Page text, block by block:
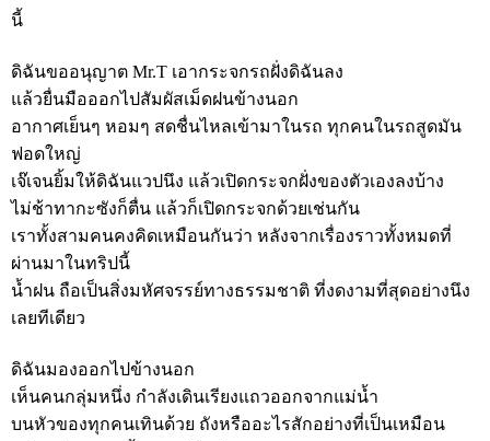
นี้
ดิฉันขออนุญาต Mr.T เอากระจกรถฝั่งดิฉันลง
แล้วยื่นมือออกไปสัมผัสเม็ดฝนข้างนอก
อากาศเย็นๆ หอมๆ สดชื่นไหลเข้ามาในรถ ทุกคนในรถสูดมัน
ฟอดใหญ่
เจ๊เจนยิ้มให้ดิฉันแวปนึง แล้วเปิดกระจกฝั่งของตัวเองลงบ้าง
ไม่ช้าทากะซังก็ตื่น แล้วก็เปิดกระจกด้วยเช่นกัน
เราทั้งสามคนคงคิดเหมือนกันว่า หลังจากเรื่องราวทั้งหมดที่
ผ่านมาในทริปนี้
น้ำฝน ถือเป็นสิ่งมหัศจรรย์ทางธรรมชาติ ที่งดงามที่สุดอย่างนึง
เลยทีเดียว
ดิฉันมองออกไปข้างนอก
เห็นคนกลุ่มหนึ่ง กำลังเดินเรียงแถวออกจากแม่น้ำ
บนหัวของทุกคนเทินด้วย ถังหรืออะไรสักอย่างที่เป็นเหมือน